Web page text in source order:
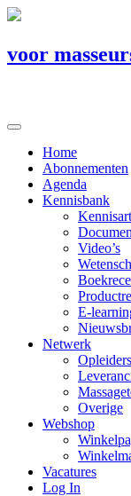
voor
Home
Abonnementen
Agenda
Kennisbank
Video’s
E-
Netwerk
Opleiders
Overige
Webshop
Vacatures
Log In